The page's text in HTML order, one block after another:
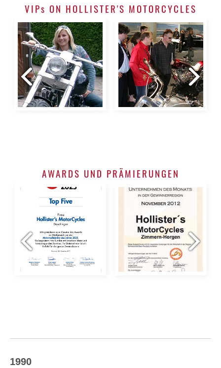
VIPs ON HOLLISTER'S MOTORCYCLES
AWARDS UND PRÄMIERUNGEN
1992